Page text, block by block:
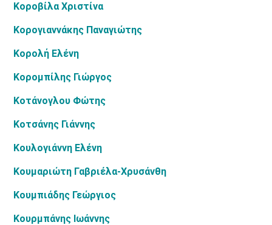
Κοροβίλα Χριστίνα
Κορογιαννάκης Παναγιώτης
Κορολή Ελένη
Κορομπίλης Γιώργος
Κοτάνογλου Φώτης
Κοτσάνης Γιάννης
Κουλογιάννη Ελένη
Κουμαριώτη Γαβριέλα-Χρυσάνθη
Κουμπιάδης Γεώργιος
Κουρμπάνης Ιωάννης